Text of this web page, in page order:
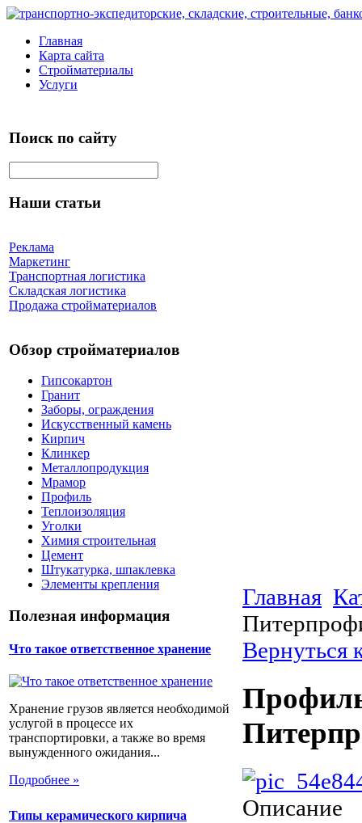
Главная
Карта сайта
Стройматериалы
Услуги
Поиск по сайту
Наши статьи
Реклама
Маркетинг
Транспортная логистика
Складская логистика
Продажа стройматериалов
Обзор стройматериалов
Гипсокартон
Гранит
Заборы, ограждения
Искусственный камень
Кирпич
Клинкер
Металлопродукция
Мрамор
Профиль
Теплоизоляция
Уголки
Химия строительная
Цемент
Штукатурка, шпаклевка
Элементы крепления
Полезная информация
Что такое ответственное хранение
Хранение грузов является необходимой
услугой в процессе их
транспортировки, а также во время
вынужденного ожидания...
Подробнее »
Типы керамического кирпича
Главная
Вернуться
Описание